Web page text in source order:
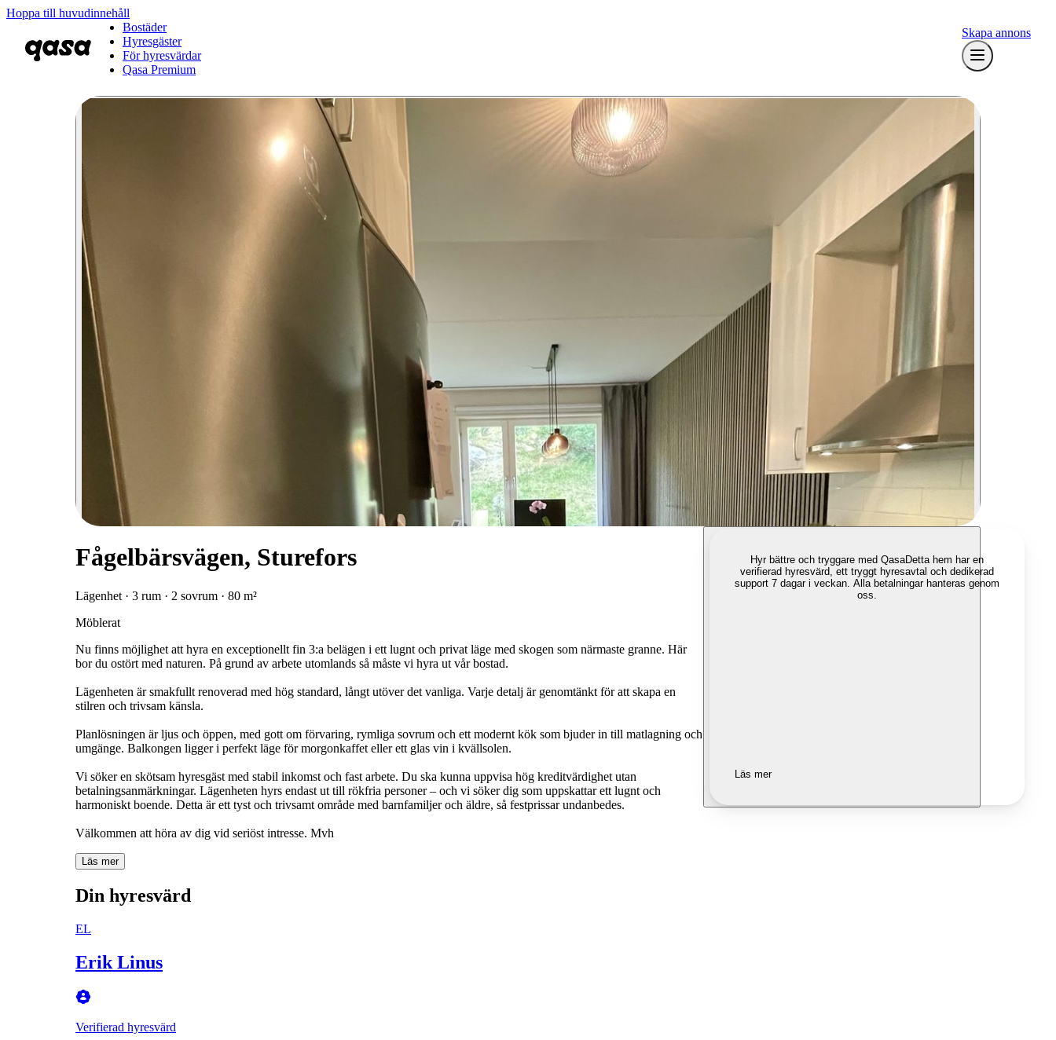
Hoppa till huvudinnehåll
Bostäder
Hyresgäster
För hyresvärdar
Qasa Premium
Skapa annons
Fågelbärsvägen, Sturefors
Lägenhet · 3 rum · 2 sovrum · 80 m²
Möblerat
Nu finns möjlighet att hyra en exceptionellt fin 3:a belägen i ett lugnt och privat läge med skogen som närmaste granne. Här
bor du ostört med naturen. På grund av arbete utomlands så måste vi hyra ut vår bostad.
Lägenheten är smakfullt renoverad med hög standard, långt utöver det vanliga. Varje detalj är genomtänkt för att skapa en
stilren och trivsam känsla.
Planlösningen är ljus och öppen, med gott om förvaring, rymliga sovrum och ett modernt kök som bjuder in till matlagning och
umgänge. Balkongen ligger i perfekt läge för morgonkaffet eller ett glas vin i kvällsolen.
Vi söker en skötsam hyresgäst med stabil inkomst och fast arbete. Du ska kunna uppvisa hög kreditvärdighet utan
betalningsanmärkningar. Lägenheten hyrs endast ut till rökfria personer – och vi söker dig som uppskattar ett lugnt och
harmoniskt boende. Detta är ett tyst och trivsamt område med barnfamiljer och äldre, så festprissar undanbedes.
Välkommen att höra av dig vid seriöst intresse. Mvh
Läs mer
Din hyresvärd
EL
Erik Linus
Verifierad hyresvärd
Hyr bättre och tryggare med QasaDetta hem har en
verifierad hyresvärd, ett tryggt hyresavtal och dedikerad
support 7 dagar i veckan. Alla betalningar hanteras genom
oss.
Läs mer